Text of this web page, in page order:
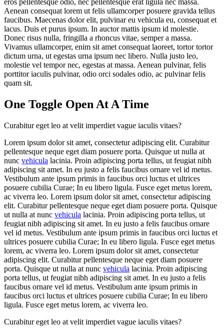
eros pellentesque odio, nec pellentesque erat ligula nec massa.
Aenean consequat lorem ut felis ullamcorper posuere gravida tellus
faucibus. Maecenas dolor elit, pulvinar eu vehicula eu, consequat et
lacus. Duis et purus ipsum. In auctor mattis ipsum id molestie.
Donec risus nulla, fringilla a rhoncus vitae, semper a massa.
Vivamus ullamcorper, enim sit amet consequat laoreet, tortor tortor
dictum urna, ut egestas urna ipsum nec libero. Nulla justo leo,
molestie vel tempor nec, egestas at massa. Aenean pulvinar, felis
porttitor iaculis pulvinar, odio orci sodales odio, ac pulvinar felis
quam sit.
One Toggle Open At A Time
Curabitur eget leo at velit imperdiet vague iaculis vitaes?
Lorem ipsum dolor sit amet, consectetur adipiscing elit. Curabitur
pellentesque neque eget diam posuere porta. Quisque ut nulla at
nunc vehicula lacinia. Proin adipiscing porta tellus, ut feugiat nibh
adipiscing sit amet. In eu justo a felis faucibus ornare vel id metus.
Vestibulum ante ipsum primis in faucibus orci luctus et ultrices
posuere cubilia Curae; In eu libero ligula. Fusce eget metus lorem,
ac viverra leo. Lorem ipsum dolor sit amet, consectetur adipiscing
elit. Curabitur pellentesque neque eget diam posuere porta. Quisque
ut nulla at nunc vehicula lacinia. Proin adipiscing porta tellus, ut
feugiat nibh adipiscing sit amet. In eu justo a felis faucibus ornare
vel id metus. Vestibulum ante ipsum primis in faucibus orci luctus et
ultrices posuere cubilia Curae; In eu libero ligula. Fusce eget metus
lorem, ac viverra leo. Lorem ipsum dolor sit amet, consectetur
adipiscing elit. Curabitur pellentesque neque eget diam posuere
porta. Quisque ut nulla at nunc vehicula lacinia. Proin adipiscing
porta tellus, ut feugiat nibh adipiscing sit amet. In eu justo a felis
faucibus ornare vel id metus. Vestibulum ante ipsum primis in
faucibus orci luctus et ultrices posuere cubilia Curae; In eu libero
ligula. Fusce eget metus lorem, ac viverra leo.
Curabitur eget leo at velit imperdiet vague iaculis vitaes?